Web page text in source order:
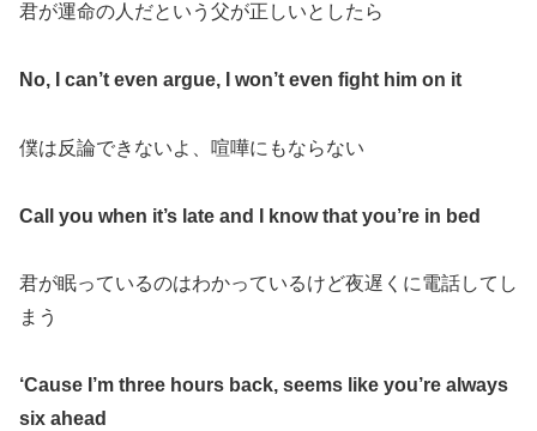
君が運命の人だという父が正しいとしたら
No, I can’t even argue, I won’t even fight him on it
僕は反論できないよ、喧嘩にもならない
Call you when it’s late and I know that you’re in bed
君が眠っているのはわかっているけど夜遅くに電話してし
まう
‘Cause I’m three hours back, seems like you’re always
six ahead